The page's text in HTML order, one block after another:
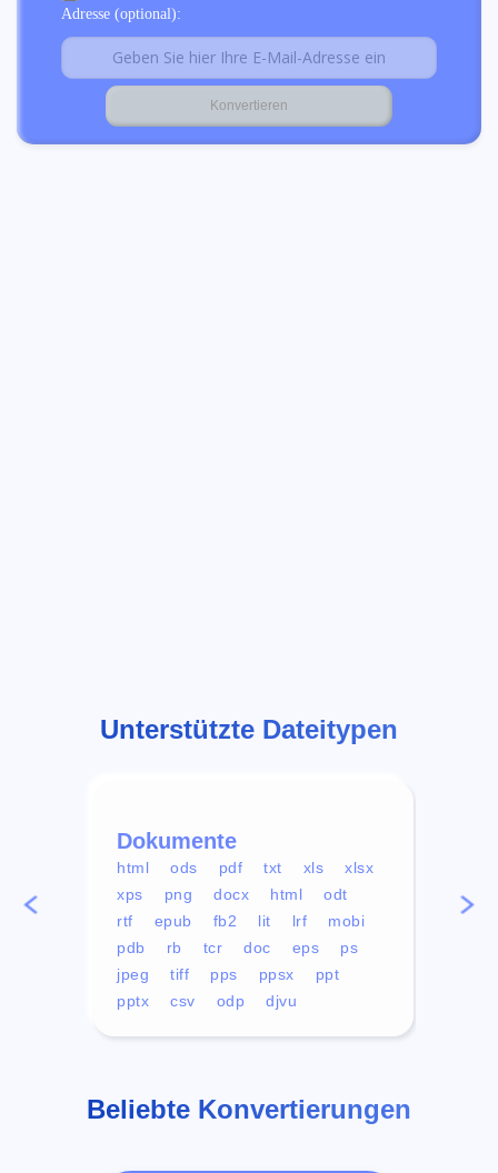
Adresse (optional):
Unterstützte Dateitypen
Dokumente
html ods pdf txt xls
xlsx
xps
png docx html
odt
rtf
epub fb2 lit lrf
mobi
pdb
rb tcr doc eps
ps
jpeg
tiff pps ppsx
ppt
pptx
csv odp djvu
mp4
Beliebte Konvertierungen